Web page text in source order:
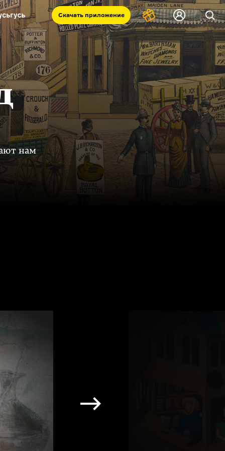
Скачать приложение
Запад и Восток: история культур
Что такое античность
комната
нам